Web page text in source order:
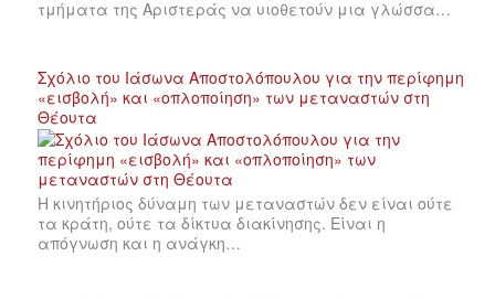
τμήματα της Αριστεράς να υιοθετούν μια γλώσσα…
Σχόλιο του Ιάσωνα Αποστολόπουλου για την περίφημη
«εισβολή» και «οπλοποίηση» των μεταναστών στη
Θέουτα
Η κινητήριος δύναμη των μεταναστών δεν είναι ούτε
τα κράτη, ούτε τα δίκτυα διακίνησης. Είναι η
απόγνωση και η ανάγκη…